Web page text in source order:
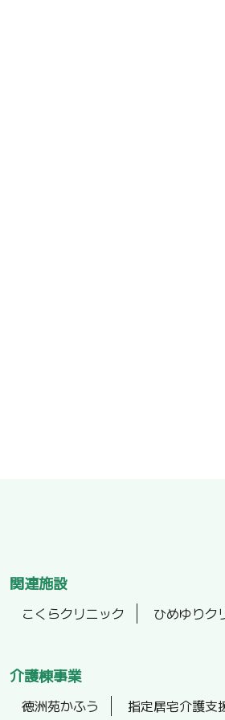
関連施設
こくらクリニック ひめゆりク
介護棟事業
徳洲苑かふう 指定居宅介護支